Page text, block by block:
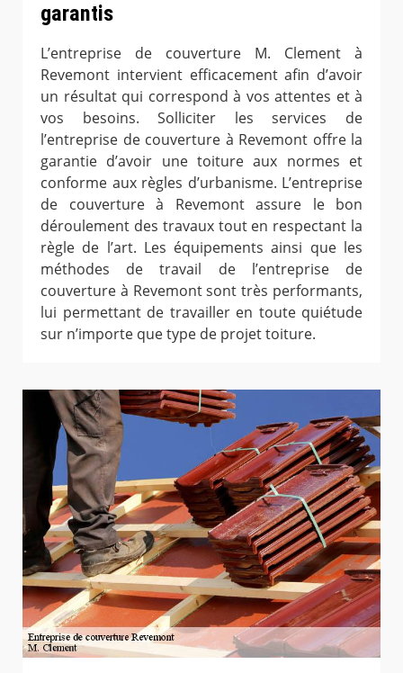
garantis
L’entreprise de couverture M. Clement à
Revemont intervient efficacement afin d’avoir
un résultat qui correspond à vos attentes et à
vos besoins. Solliciter les services de
l’entreprise de couverture à Revemont offre la
garantie d’avoir une toiture aux normes et
conforme aux règles d’urbanisme. L’entreprise
de couverture à Revemont assure le bon
déroulement des travaux tout en respectant la
règle de l’art. Les équipements ainsi que les
méthodes de travail de l’entreprise de
couverture à Revemont sont très performants,
lui permettant de travailler en toute quiétude
sur n’importe que type de projet toiture.